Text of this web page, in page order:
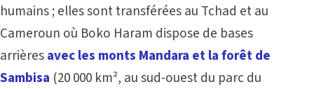
humains ; elles sont transféréesau Tchad et au
Cameroun où Boko Haram dispose de bases
arrièresavec les monts Mandara et la forêt de
Sambisa (20 000 km², au sud-ouest du parc du